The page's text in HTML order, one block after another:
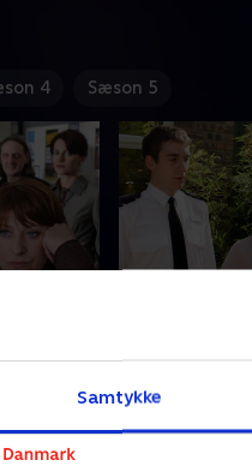
Samtykke
4 Sæson 5
men ikke
at være.
Kort efter sin
selv myrdet.